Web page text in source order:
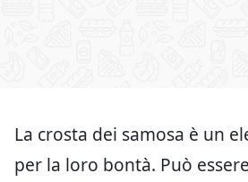
La crosta dei samosa è un
per la loro bontà. Può